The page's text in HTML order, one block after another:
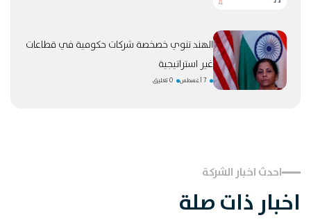
الهند تنوي خصخصة شركات حكومية في قطاعات
غير استراتيجية
7 أغسطس 0 تعليق
احدث اخبار الشركة
اخبار ذات صلة